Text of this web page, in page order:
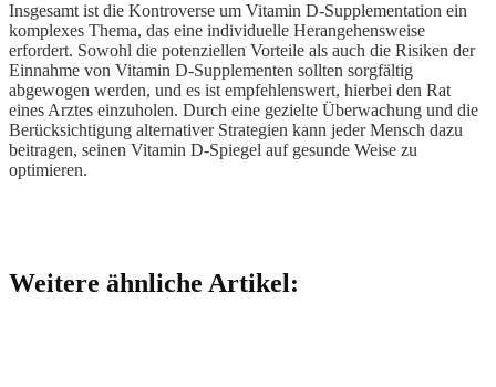
Insgesamt ist die Kontroverse um Vitamin D-Supplementation ein
komplexes Thema, das eine individuelle Herangehensweise
erfordert. Sowohl die potenziellen Vorteile als auch die Risiken der
Einnahme von Vitamin D-Supplementen sollten sorgfältig
abgewogen werden, und es ist empfehlenswert, hierbei den Rat
eines Arztes einzuholen. Durch eine gezielte Überwachung und die
Berücksichtigung alternativer Strategien kann jeder Mensch dazu
beitragen, seinen Vitamin D-Spiegel auf gesunde Weise zu
optimieren.
Weitere ähnliche Artikel: